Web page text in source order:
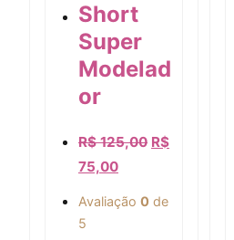
Short
Super
Modelad
or
R$125,00 R$
75,00
Avaliação 0 de
5